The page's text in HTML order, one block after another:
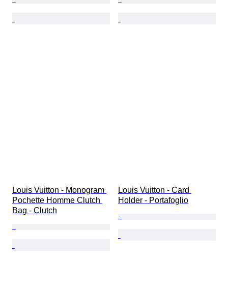
Louis Vuitton - Monogram
Pochette Homme Clutch
Bag - Clutch
Louis Vuitton - Card
Holder - Portafoglio